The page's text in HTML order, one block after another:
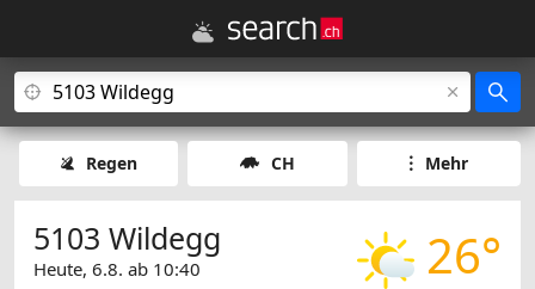
Regen CH Mehr
26°
5103 Wildegg
Heute, 6.8. ab 10:40